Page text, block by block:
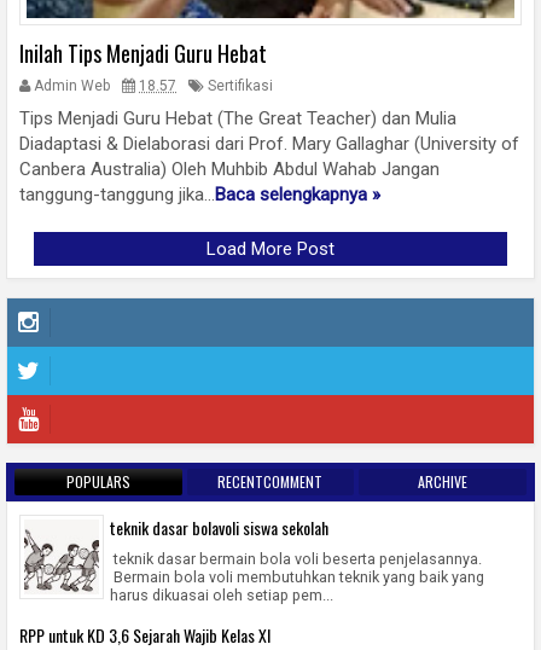
Inilah Tips Menjadi Guru Hebat
Admin Web 18.57 Sertifikasi
Tips Menjadi Guru Hebat (The Great Teacher) dan Mulia
Diadaptasi & Dielaborasi dari Prof. Mary Gallaghar (University of
Canbera Australia) Oleh Muhbib Abdul Wahab Jangan
tanggung-tanggung jika...Baca selengkapnya »
Load More Post
POPULARS RECENTCOMMENT ARCHIVE
teknik dasar bolavoli siswa sekolah
teknik dasar bermain bola voli beserta penjelasannya.
Bermain bola voli membutuhkan teknik yang baik yang
harus dikuasai oleh setiap pem...
RPP untuk KD 3,6 Sejarah Wajib Kelas XI